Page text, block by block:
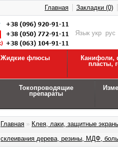
Язык укр рус
Главная Закладки (0)
Жидкие флюсы
Канифоли,
пласты,
Токопроводящие
препараты
Главная » Клея, лаки, защитные
склеивания дерева, резины, МДФ,